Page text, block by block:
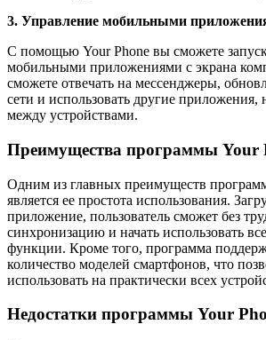
3. Управление мобильными
С помощью Your Phone вы сможете
мобильными приложениями с экрана
сможете отвечать на мессенджеры,
сети и использовать другие приложения,
между устройствами.
Преимущества программы Your
Одним из главных преимуществ
является ее простота использования.
приложение, пользователь сможет без
синхронизацию и начать использовать
функции. Кроме того, программа
количество моделей смартфонов, что
использовать на практически всех
Недостатки программы Your